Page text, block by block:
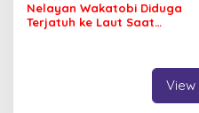
Nelayan Wakatobi Diduga
Terjatuh ke Laut Saat